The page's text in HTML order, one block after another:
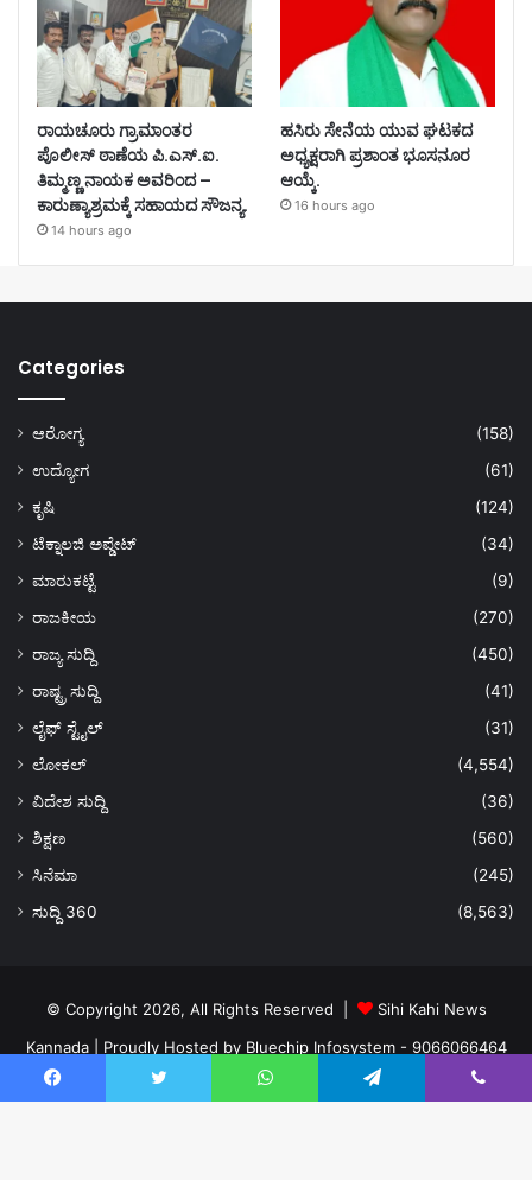
ರಾಯಚೂರು ಗ್ರಾಮಾಂತರ
ಪೊಲೀಸ್ ಠಾಣೆಯ ಪಿ.ಎಸ್.ಐ.
ತಿಮ್ಮಣ್ಣ ನಾಯಕ ಅವರಿಂದ –
ಕಾರುಣ್ಯಾಶ್ರಮಕ್ಕೆ ಸಹಾಯದ ಸೌಜನ್ಯ.
14 hours ago
ಹಸಿರು ಸೇನೆಯ ಯುವ ಘಟಕದ
ಅಧ್ಯಕ್ಷರಾಗಿ ಪ್ರಶಾಂತ ಭೂಸನೂರ
ಆಯ್ಕೆ.
16 hours ago
Categories
ಆರೋಗ್ಯ
(158)
ಉದ್ಯೋಗ
(61)
ಕೃಷಿ
(124)
ಟೆಕ್ನಾಲಜಿ ಅಪ್ಡೇಟ್
(34)
ಮಾರುಕಟ್ಟೆ
(9)
ರಾಜಕೀಯ
(270)
ರಾಜ್ಯ ಸುದ್ದಿ
(450)
ರಾಷ್ಟ್ರ ಸುದ್ದಿ
(41)
ಲೈಫ್ ಸ್ಟೈಲ್
(31)
ಲೋಕಲ್
(4,554)
ವಿದೇಶ ಸುದ್ದಿ
(36)
ಶಿಕ್ಷಣ
(560)
ಸಿನೆಮಾ
(245)
ಸುದ್ದಿ 360
(8,563)
© Copyright 2026, All Rights Reserved |
Sihi Kahi News
Kannada| Proudly Hosted by Bluechip Infosystem - 9066066464
About US
Privacy Policy Ads Policy
Terms and Conditions
Facebook Twitter WhatsApp Telegram Viber